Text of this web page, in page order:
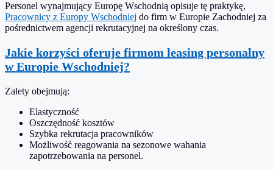
Personel wynajmujący Europę Wschodnią opisuje tę praktykę,
Pracownicy z Europy Wschodniej do firm w Europie Zachodniej za
pośrednictwem agencji rekrutacyjnej na określony czas.
Jakie korzyści oferuje firmom leasing personalny
w Europie Wschodniej?
Zalety obejmują:
Elastyczność
Oszczędność kosztów
Szybka rekrutacja pracowników
Możliwość reagowania na sezonowe wahania
zapotrzebowania na personel.